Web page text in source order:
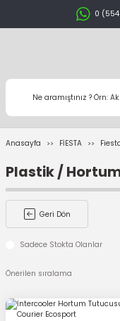
0
Anasayfa FİESTA
Plastik /
Geri Dön
Sadece Stokta Olanlar